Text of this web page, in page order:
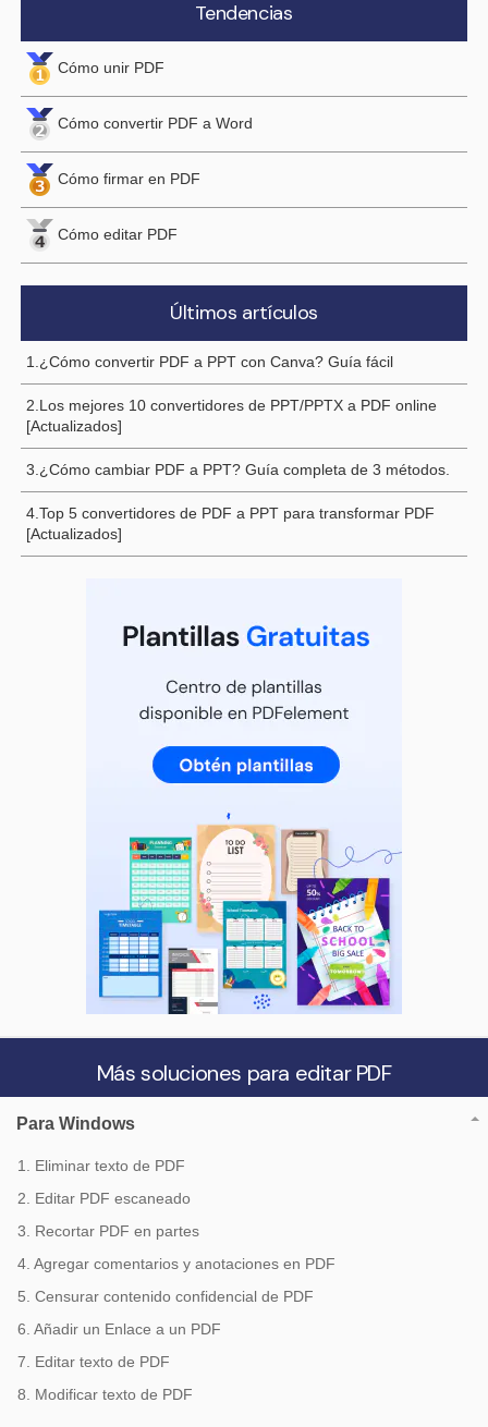
Tendencias
Cómo unir PDF
Cómo convertir PDF a Word
Cómo firmar en PDF
Cómo editar PDF
Últimos artículos
1.¿Cómo convertir PDF a PPT con Canva? Guía fácil
2.Los mejores 10 convertidores de PPT/PPTX a PDF online
[Actualizados]
3.¿Cómo cambiar PDF a PPT? Guía completa de 3 métodos.
4.Top 5 convertidores de PDF a PPT para transformar PDF
[Actualizados]
Más soluciones para editar PDF
Para Windows
1. Eliminar texto de PDF
2. Editar PDF escaneado
3. Recortar PDF en partes
4. Agregar comentarios y anotaciones en PDF
5. Censurar contenido confidencial de PDF
6. Añadir un Enlace a un PDF
7. Editar texto de PDF
8. Modificar texto de PDF